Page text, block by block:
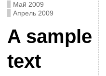
Май 2009
Апрель 2009
A sample
text